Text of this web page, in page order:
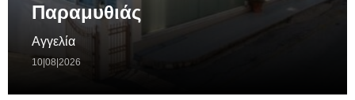
Παραμυθιάς
Αγγελία
10|08|2026